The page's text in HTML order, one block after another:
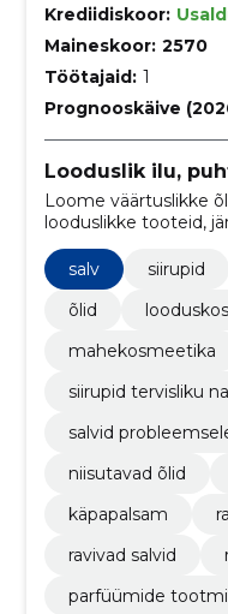
Krediidiskoor:
Maineskoor: 2570
Töötajaid: 1
Prognooskäive
Looduslik ilu,
Loome väärtuslikke
looduslikke tooteid,
mahekosmeetikat.
salv siirupid
õlid
mahekosmeetika
siirupid tervisliku
salvid
niisutavad õlid
käpapalsam
ravivad salvid
parfüümide